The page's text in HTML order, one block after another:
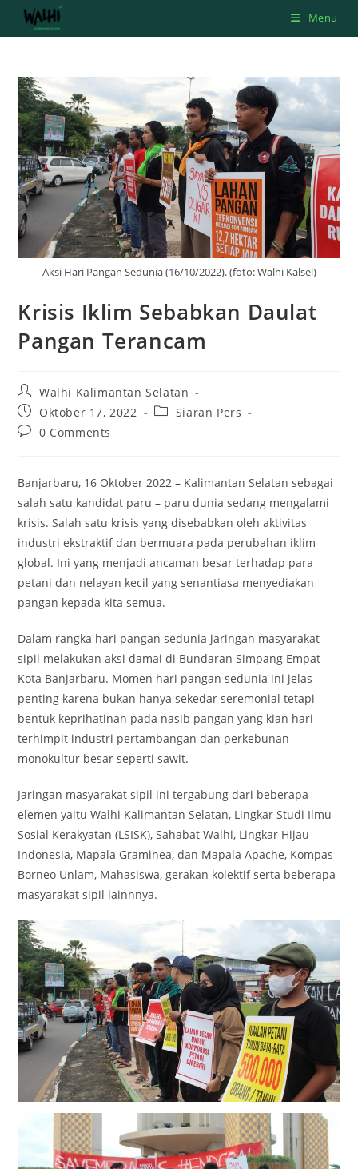
Menu
Aksi Hari Pangan Sedunia (16/10/2022). (foto: Walhi Kalsel)
Krisis Iklim Sebabkan Daulat
Pangan Terancam
Post
author:
Walhi Kalimantan Selatan
Post
published:
Oktober 17, 2022
PostSiaran Pers
Post0 Comments
Banjarbaru, 16 Oktober 2022 – Kalimantan Selatan sebagai
salah satu kandidat paru – paru dunia sedang mengalami
krisis. Salah satu krisis yang disebabkan oleh aktivitas
industri ekstraktif dan bermuara pada perubahan iklim
global. Ini yang menjadi ancaman besar terhadap para
petani dan nelayan kecil yang senantiasa menyediakan
pangan kepada kita semua.
Dalam rangka hari pangan sedunia jaringan masyarakat
sipil melakukan aksi damai di Bundaran Simpang Empat
Kota Banjarbaru. Momen hari pangan sedunia ini jelas
penting karena bukan hanya sekedar seremonial tetapi
bentuk keprihatinan pada nasib pangan yang kian hari
terhimpit industri pertambangan dan perkebunan
monokultur besar seperti sawit.
Jaringan masyarakat sipil ini tergabung dari beberapa
elemen yaitu Walhi Kalimantan Selatan, Lingkar Studi Ilmu
Sosial Kerakyatan (LSISK), Sahabat Walhi, Lingkar Hijau
Indonesia, Mapala Graminea, dan Mapala Apache, Kompas
Borneo Unlam, Mahasiswa, gerakan kolektif serta beberapa
masyarakat sipil lainnnya.